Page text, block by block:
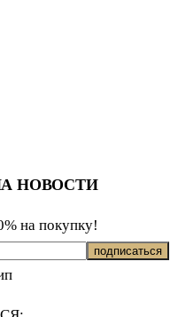
НОВОСТИ
на покупку!